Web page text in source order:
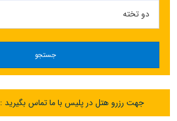
جستجو
جهت رزرو هتل در پلیس با ما تماس بگیرید :